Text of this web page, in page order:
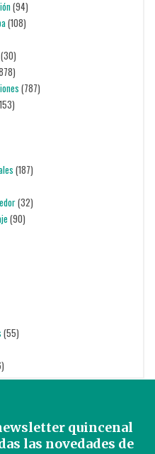
(94)
(108)
(787)
(187)
(32)
(90)
(55)
quincenal
las novedades de